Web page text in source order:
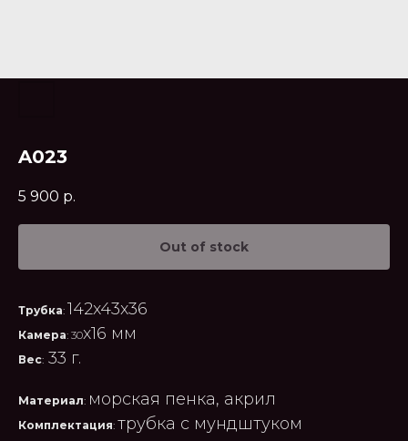
A023
5 900 р.
Out of stock
Трубка: 142x43x36
Камера: 30x16 мм
Вес: 33 г.
Материал: морская пенка, акрил
Комплектация: трубка с мундштуком